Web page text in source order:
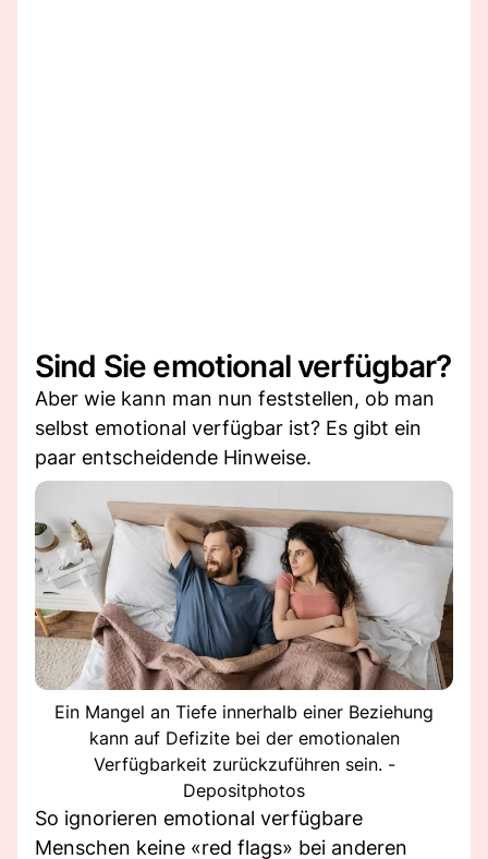
Sind Sie emotional verfügbar?
Aber wie kann man nun feststellen, ob man
selbst emotional verfügbar ist? Es gibt ein
paar entscheidende Hinweise.
Ein Mangel an Tiefe innerhalb einer Beziehung
kann auf Defizite bei der emotionalen
Verfügbarkeit zurückzuführen sein. -
Depositphotos
So ignorieren emotional verfügbare
Menschen keine «red flags» bei anderen